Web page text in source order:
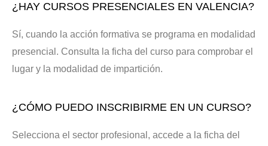
¿HAY CURSOS PRESENCIALES EN VALENCIA?
Sí, cuando la acción formativa se programa en modalidad
presencial. Consulta la ficha del curso para comprobar el
lugar y la modalidad de impartición.
¿CÓMO PUEDO INSCRIBIRME EN UN CURSO?
Selecciona el sector profesional, accede a la ficha del